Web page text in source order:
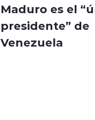
Maduro es el
presidente” de
Venezuela